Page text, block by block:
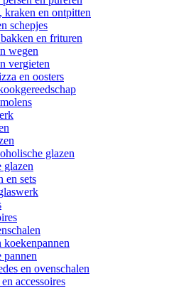
kraken en ontpitten
schepjes
en frituren
wegen
vergieten
en oosters
glazen
glazen
en sets
pannen
en ovenschalen
accessoires